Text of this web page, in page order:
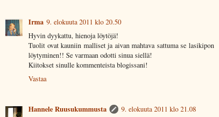
Irma 9. elokuuta 2011 klo 20.50
Hyvin dyykattu, hienoja löytöjä!
Tuolit ovat kauniin malliset ja aivan mahtava sattuma se lasikipon
löytyminen!! Se varmaan odotti sinua siellä!
Kiitokset sinulle kommenteista blogissani!
Vastaa
Hannele Ruusukummusta
9. elokuuta 2011 klo 21.08